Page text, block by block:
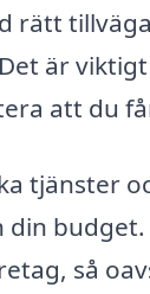
rätt
är
att du
tjänster
din
så